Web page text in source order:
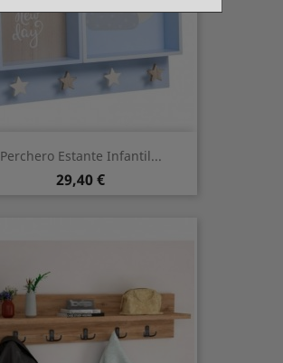
Perchero Estante Infantil...
Preis
29,40 €